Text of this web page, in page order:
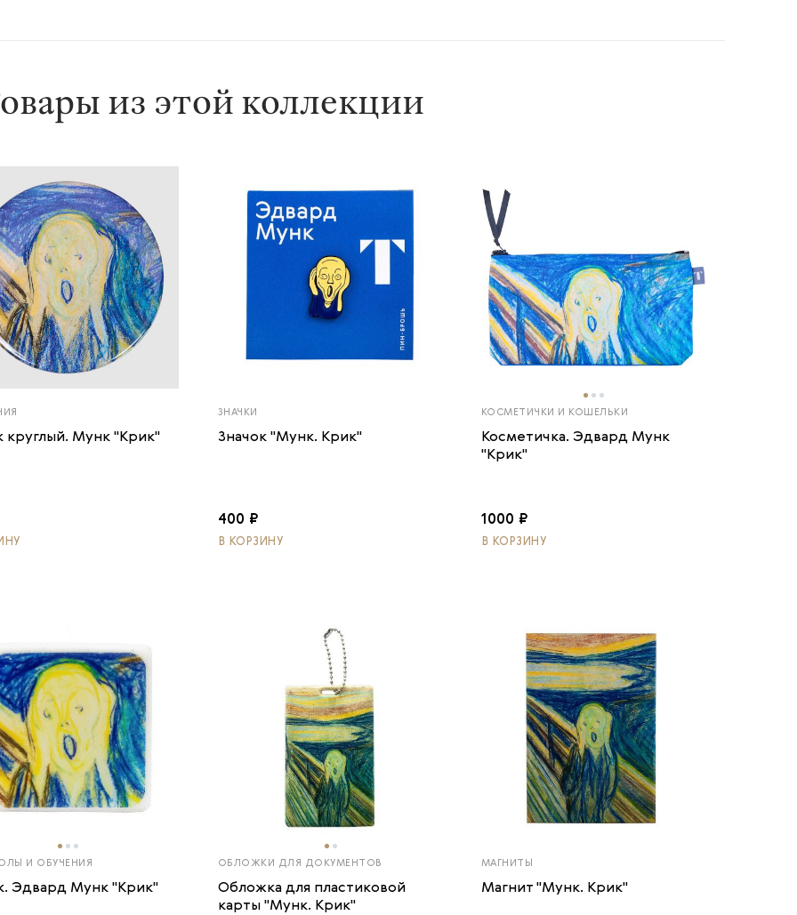
из этой коллекции
круглый. Мунк "Крик"
ЗНАЧКИ
Значок "Мунк. Крик"
400 ₽
В КОРЗИНУ
КОСМЕТИЧКИ И КОШЕЛЬКИ
Косметичка. Эдвард Мунк
"Крик"
1000 ₽
В КОРЗИНУ
И ОБУЧЕНИЯ
Эдвард Мунк "Крик"
ОБЛОЖКИ ДЛЯ ДОКУМЕНТОВ
Обложка для пластиковой
карты "Мунк. Крик"
МАГНИТЫ
Магнит "Мунк. Крик"